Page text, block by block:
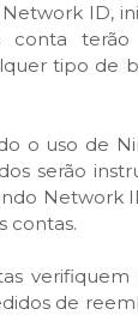
ID,
conta
tipo de
o uso de
serão
Network
contas.
verifiquem
de